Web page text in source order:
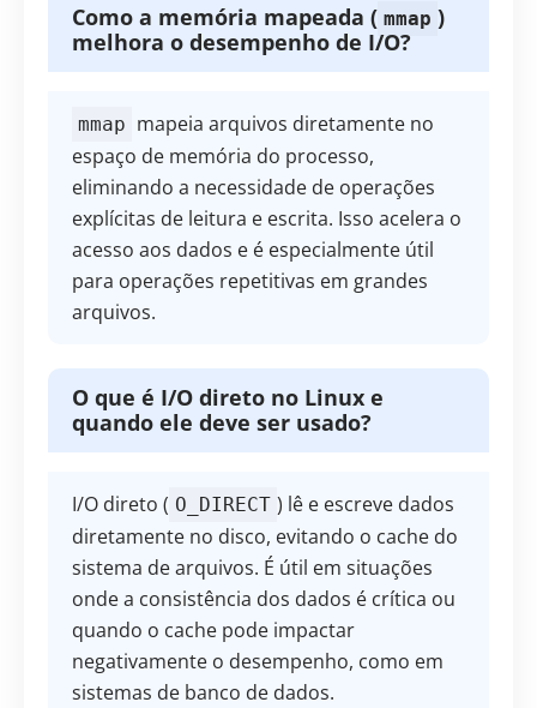
Como a memória mapeada ( mmap )
melhora o desempenho de I/O?
mmap mapeia arquivos diretamente no
espaço de memória do processo,
eliminando a necessidade de operações
explícitas de leitura e escrita. Isso acelera o
acesso aos dados e é especialmente útil
para operações repetitivas em grandes
arquivos.
O que é I/O direto no Linux e
quando ele deve ser usado?
I/O direto ( O_DIRECT ) lê e escreve dados
diretamente no disco, evitando o cache do
sistema de arquivos. É útil em situações
onde a consistência dos dados é crítica ou
quando o cache pode impactar
negativamente o desempenho, como em
sistemas de banco de dados.